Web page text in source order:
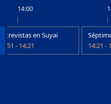
14:00
Entrevistas en Suyai
13:51 - 14:21
14:21 -